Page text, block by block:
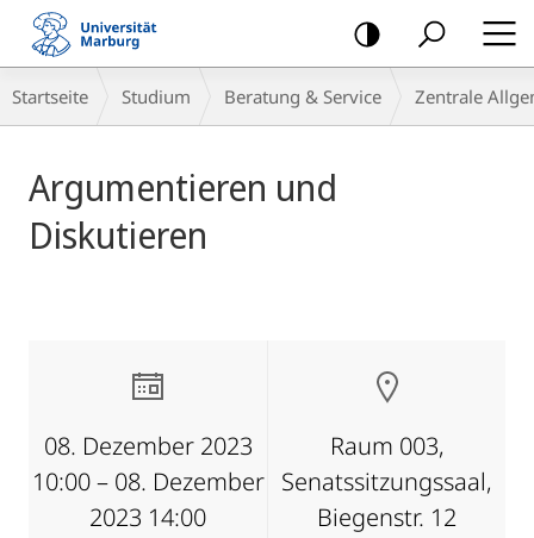
Mobile-
Navigation
Breadcrumb-
Navigation
Startseite Studium Beratung & Service Zentrale
Argumentieren und
Diskutieren
08. Dezember 2023
10:00 – 08. Dezember
2023 14:00
Raum 003,
Senatssitzungssaal,
Biegenstr. 12